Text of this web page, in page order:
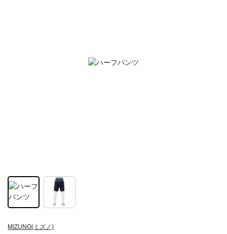
MIZUNO(ミズノ)